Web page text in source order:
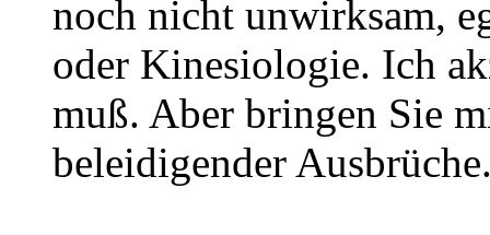
noch nicht unwirksam,
oder Kinesiologie. Ich
muß. Aber bringen Sie
beleidigender